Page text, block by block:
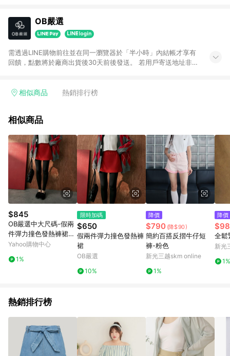
OB嚴選
需透過LINE購物前往並在同一瀏覽器於「半小時」內結帳才享有
回饋，點數將於廠商出貨後30天前後發送。 若用戶寄送地址非台
相似商品 熱銷排行榜
相似商品
$845
OB嚴選中大尺碼-假兩
件彈力撞色發熱褲裙
《KG1420》
Yahoo購物中心
1%
限時加碼
$650
假兩件彈力撞色發熱褲
裙
OB嚴選
10%
降價
$790 (降$90)
簡約百搭反摺牛仔短
褲-粉色
新光三越skm online
1%
降價
全鬆
新光
1%
熱銷排行榜